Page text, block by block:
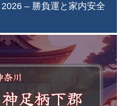
– 勝負運と家内安全